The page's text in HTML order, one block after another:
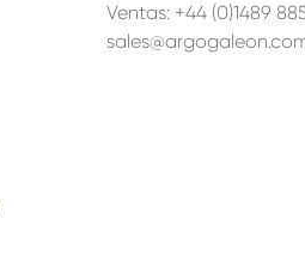
Ventas: +44 (0)1489